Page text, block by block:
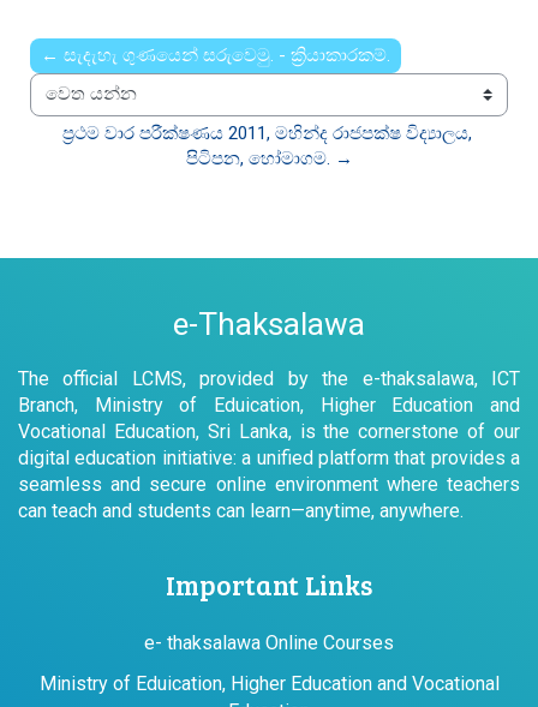
← සැදැහැ ගුණයෙන් සරුවෙමු. - ක්‍රියාකාරකම්.
වෙත යන්න
ප්‍රථම වාර පරීක්ෂණය 2011, මහින්ද රාජපක්ෂ විද්‍යාලය,
පිටිපන, හෝමාගම. →
e-Thaksalawa
The official LCMS, provided by the e-thaksalawa, ICT
Branch, Ministry of Eduication, Higher Education and
Vocational Education, Sri Lanka, is the cornerstone of our
digital education initiative: a unified platform that provides a
seamless and secure online environment where teachers
can teach and students can learn—anytime, anywhere.
Important Links
e- thaksalawa Online Courses
Ministry of Eduication, Higher Education and Vocational